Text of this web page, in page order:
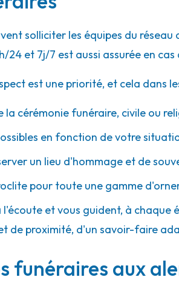
solliciter les équipes du
et 7j/7 est aussi assurée en cas
est une priorité, et cela dans
la cérémonie funéraire, civile ou
en fonction de votre
un lieu d'hommage et de
pour toute une gamme
et vous guident, à chaque
de proximité, d'un savoir-faire
funéraires aux